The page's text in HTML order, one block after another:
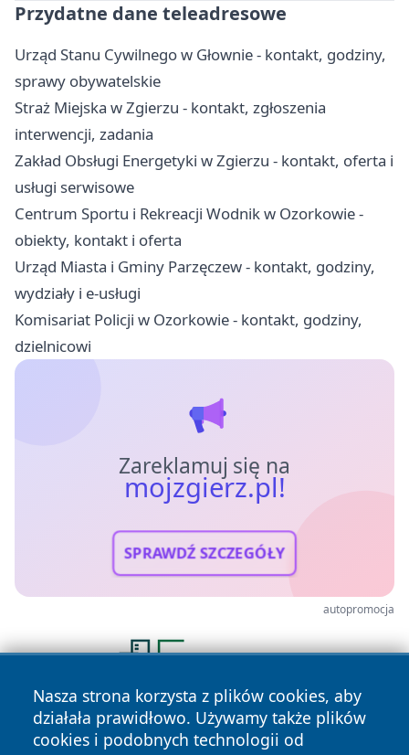
Przydatne dane teleadresowe
Urząd Stanu Cywilnego w Głownie - kontakt, godziny,
sprawy obywatelskie
Straż Miejska w Zgierzu - kontakt, zgłoszenia
interwencji, zadania
Zakład Obsługi Energetyki w Zgierzu - kontakt, oferta i
usługi serwisowe
Centrum Sportu i Rekreacji Wodnik w Ozorkowie -
obiekty, kontakt i oferta
Urząd Miasta i Gminy Parzęczew - kontakt, godziny,
wydziały i e-usługi
Komisariat Policji w Ozorkowie - kontakt, godziny,
dzielnicowi
Zareklamuj się na
mojzgierz.pl!
SPRAWDŹ SZCZEGÓŁY
autopromocja
Nasza strona korzysta z plików cookies, aby
działała prawidłowo. Używamy także plików
cookies i podobnych technologii od